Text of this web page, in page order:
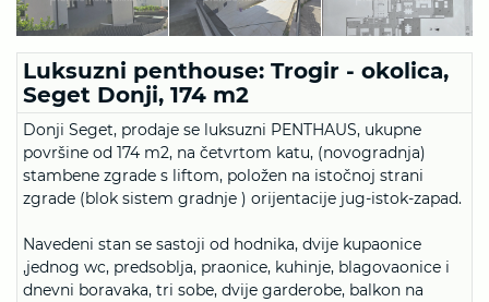
Luksuzni penthouse: Trogir - okolica,
Seget Donji, 174 m2
Donji Seget, prodaje se luksuzni PENTHAUS, ukupne
površine od 174 m2, na četvrtom katu, (novogradnja)
stambene zgrade s liftom, položen na istočnoj strani
zgrade (blok sistem gradnje ) orijentacije jug-istok-zapad.
Navedeni stan se sastoji od hodnika, dvije kupaonice
,jednog wc, predsoblja, praonice, kuhinje, blagovaonice i
dnevni boravaka, tri sobe, dvije garderobe, balkon na